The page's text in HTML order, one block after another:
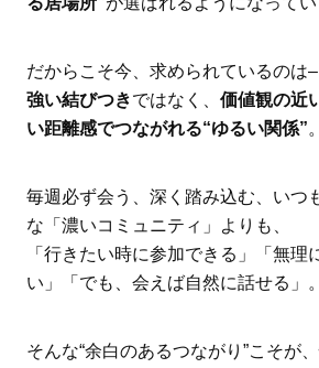
だからこそ今、求められているのは–
強い結びつきではなく、 価値観の近
い距離感でつながれる“ゆるい関係”。
毎週必ず会う、深く踏み込む、いつ
な「濃いコミュニティ」よりも、
「行きたい時に参加できる」「無理
い」「でも、会えば自然に話せる」。
そんな“余白のあるつながり”こそが